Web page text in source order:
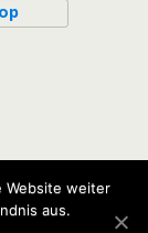
Website weiter
aus.